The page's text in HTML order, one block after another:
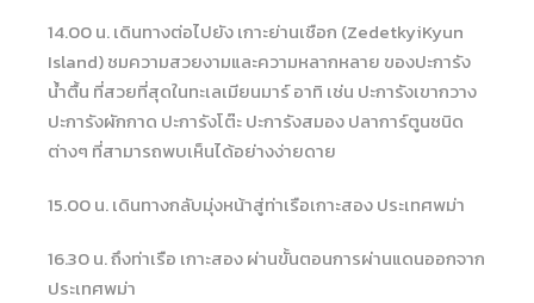
14.00 น. เดินทางต่อไปยัง เกาะย่านเชือก (ZedetkyiKyun
Island) ชมความสวยงามและความหลากหลาย ของปะการัง
น้ำตื้น ที่สวยที่สุดในทะเลเมียนมาร์ อาทิ เช่น ปะการังเขากวาง
ปะการังผักกาด ปะการังโต๊ะ ปะการังสมอง ปลาการ์ตูนชนิด
ต่างๆ ที่สามารถพบเห็นได้อย่างง่ายดาย
15.00 น. เดินทางกลับมุ่งหน้าสู่ท่าเรือเกาะสอง ประเทศพม่า
16.30 น. ถึงท่าเรือ เกาะสอง ผ่านขั้นตอนการผ่านแดนออกจาก
ประเทศพม่า